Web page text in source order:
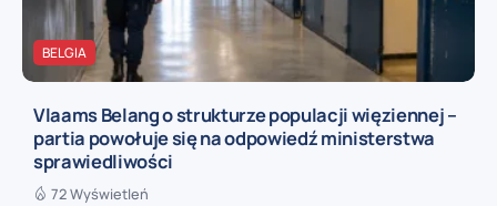
BELGIA
Vlaams Belang o strukturze populacji więziennej –
partia powołuje się na odpowiedź ministerstwa
sprawiedliwości
72 Wyświetleń